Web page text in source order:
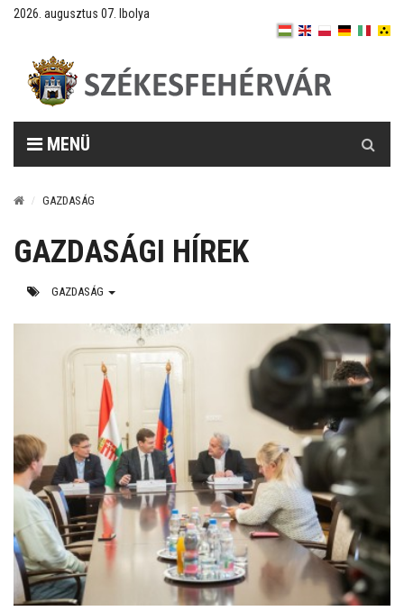
2026. augusztus 07. Ibolya
MENÜ
GAZDASÁG
GAZDASÁGI HÍREK
GAZDASÁG